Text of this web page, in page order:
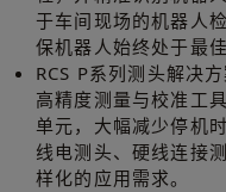
于车间现场的机器人
保机器人始终处于最
RCS P系列测头解决
高精度测量与校准工
单元，大幅减少停机
线电测头、硬线连接
样化的应用需求。